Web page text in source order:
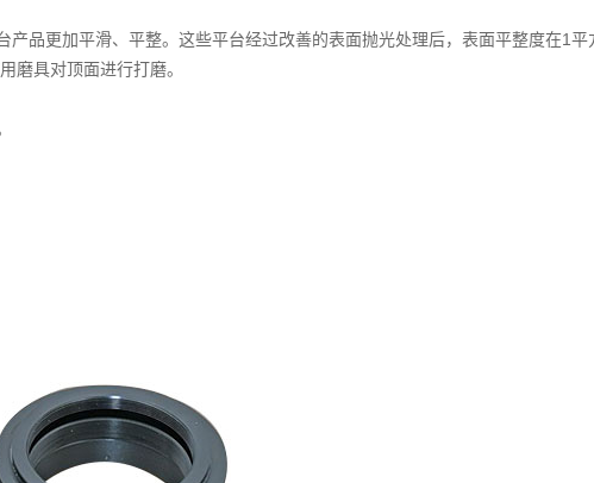
品更加平滑、平整。这些平台经过改善的表面抛光处理后，表面平整度在1平
磨具对顶面进行打磨。